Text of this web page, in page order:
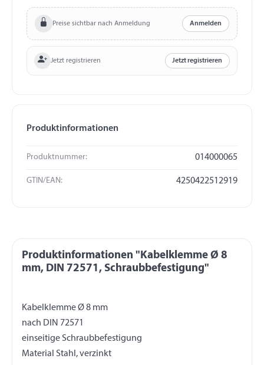
Preise sichtbar nach Anmeldung Anmelden
Jetzt registrieren Jetzt registrieren
Produktinformationen
Produktnummer: 014000065
GTIN/EAN: 4250422512919
Produktinformationen "Kabelklemme Ø 8
mm, DIN 72571, Schraubbefestigung"
Kabelklemme Ø 8 mm
nach DIN 72571
einseitige Schraubbefestigung